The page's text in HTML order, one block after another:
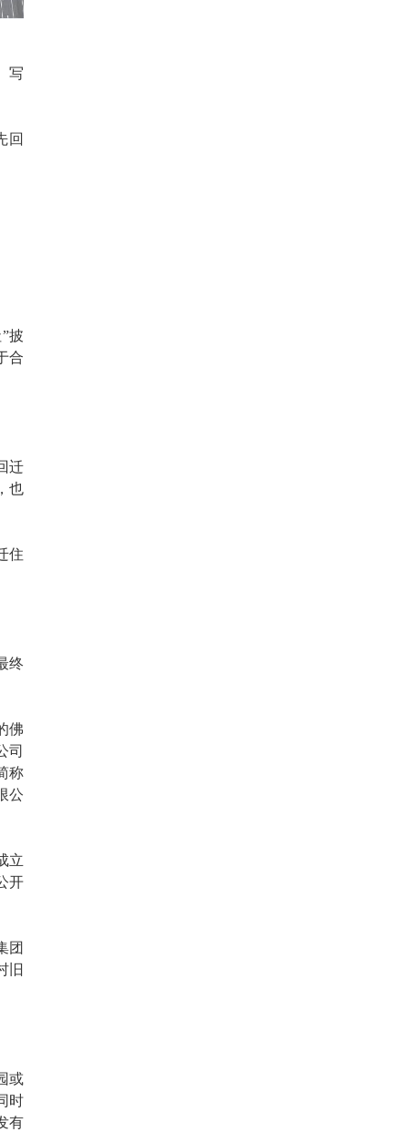
写
回
披
合
迁
也
住
终
佛
司
称
公
立
开
团
旧
或
时
有